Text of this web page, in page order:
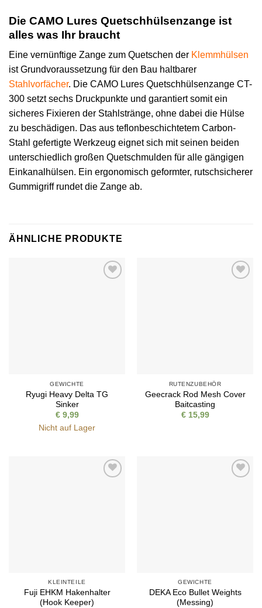
Die CAMO Lures Quetschhülsenzange ist
alles was Ihr braucht
Eine vernünftige Zange zum Quetschen der Klemmhülsen
ist Grundvoraussetzung für den Bau haltbarer
Stahlvorfächer. Die CAMO Lures Quetschhülsenzange CT-
300 setzt sechs Druckpunkte und garantiert somit ein
sicheres Fixieren der Stahlstränge, ohne dabei die Hülse
zu beschädigen. Das aus teflonbeschichtetem Carbon-
Stahl gefertigte Werkzeug eignet sich mit seinen beiden
unterschiedlich großen Quetschmulden für alle gängigen
Einkanalhülsen. Ein ergonomisch geformter, rutschsicherer
Gummigriff rundet die Zange ab.
ÄHNLICHE PRODUKTE
GEWICHTE
Ryugi Heavy Delta TG
Sinker
€9,99
Nicht auf Lager
RUTENZUBEHÖR
Geecrack Rod Mesh Cover
Baitcasting
€15,99
KLEINTEILE
Fuji EHKM Hakenhalter
(Hook Keeper)
GEWICHTE
DEKA Eco Bullet Weights
(Messing)